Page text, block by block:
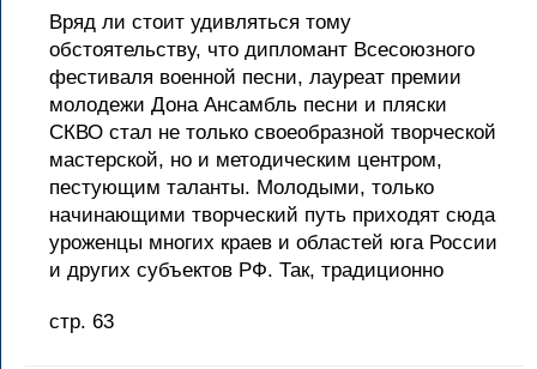
Вряд ли стоит удивляться тому
обстоятельству, что дипломант Всесоюзного
фестиваля военной песни, лауреат премии
молодежи Дона Ансамбль песни и пляски
СКВО стал не только своеобразной творческой
мастерской, но и методическим центром,
пестующим таланты. Молодыми, только
начинающими творческий путь приходят сюда
уроженцы многих краев и областей юга России
и других субъектов РФ. Так, традиционно
стр. 63